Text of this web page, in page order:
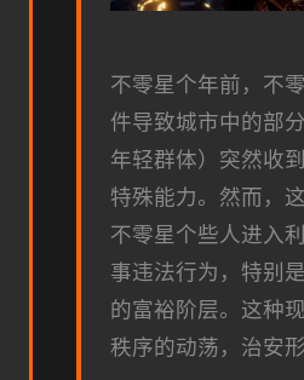
不零星个年前，不
件导致城市中的部
年轻群体）突然收
特殊能力。然而，
不零星个些人进入
事违法行为，特别
的富裕阶层。这种
秩序的动荡，治安